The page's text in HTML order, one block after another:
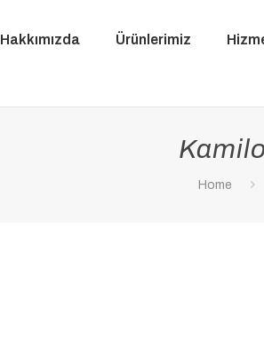
Hakkımızda Ürünlerimiz
Home